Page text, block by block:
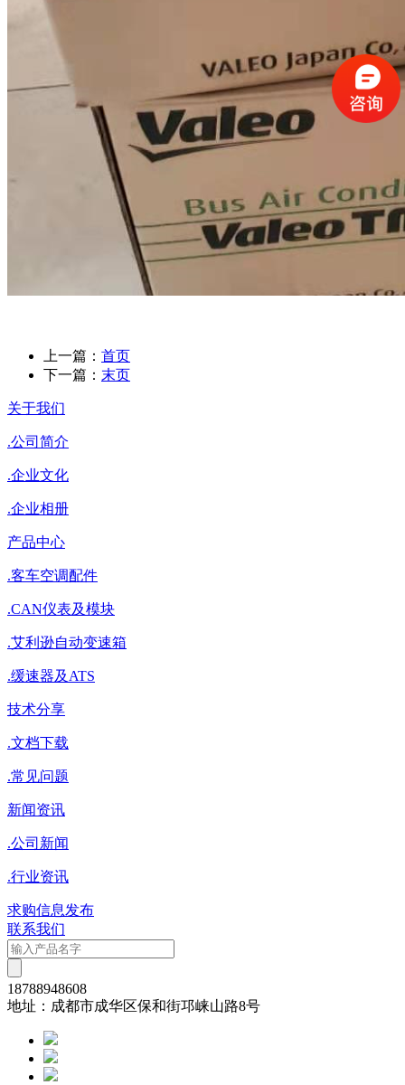
上一篇： 首页
下一篇： 末页
关于我们
.公司简介
.企业文化
.企业相册
产品中心
.客车空调配件
.CAN仪表及模块
.艾利逊自动变速箱
.缓速器及ATS
技术分享
.文档下载
.常见问题
新闻资讯
.公司新闻
.行业资讯
求购信息发布
联系我们
18788948608
地址：成都市成华区保和街邛崃山路8号